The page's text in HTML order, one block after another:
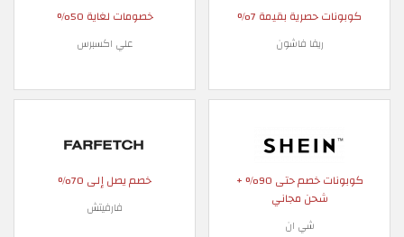
كوبونات حصرية بقيمة 7%
ريفا فاشون
خصومات لغاية 50%
علي اكسبرس
كوبونات خصم حتى 90% +
شحن مجاني
شي ان
خصم يصل إلى 70%
فارفيتش